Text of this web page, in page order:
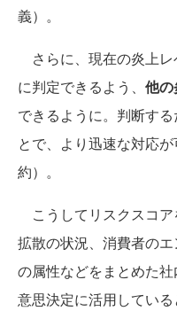
義）。
さらに、現在の炎上
に判定できるよう、 他
できるように。判断す
とで、より迅速な対応
約）。
こうしてリスクスコ
拡散の状況、消費者の
の属性などをまとめた社
意思決定に活用している